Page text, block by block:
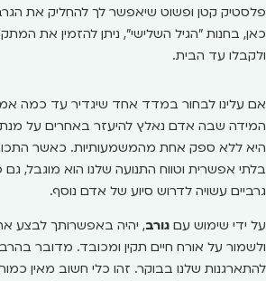
פלסטיק קטן ופשוט שיאפשר לך להחליק את
כאן, בחנות "הגיל השלישי", ניתן להזמין את
ולקבלו עד הבית.
אם עלינו לבחור במדד אחד שיגדיר עד כמה
המידה שבה אדם נאלץ להיעזר באחרים על מנת
היא ללא ספק אחת מהמשמעותיות. כאשר
בלתי אפשרית וטווח התנועה שלנו הוא מוגבל,
גרביים עשויה לדרוש סיוע של אדם נוסף.
על ידי שימוש עם גורב, יהיה באפשרותך לבצע
ולשמור על אורח חיים תקין ומכובד. מדובר
להתארגנות שלנו בבוקר. זהו כלי חשוב מאין